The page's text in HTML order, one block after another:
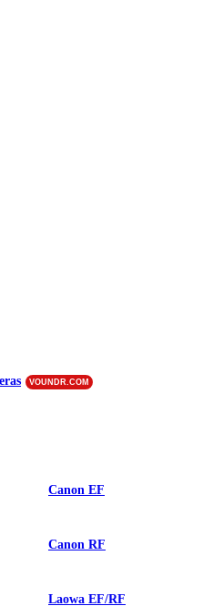
VOUNDR.COM
Canon EF
Canon RF
Laowa EF/RF